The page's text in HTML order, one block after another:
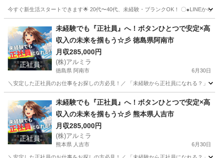
今すぐ新生活スタートできます🌟 20代〜40代、未経験・ブランクOK！ 〇●LINEから
物流 未経験
正社員
未経験でも『正社員』へ！ボタンひとつで安定×高
収入の未来を掴もう☆彡 徳島県阿南市
月収285,000円
(株)アルミラ
徳島県 阿南市 6月30日
＼安定した正社員のお仕事をお探しの方必見！／ 「未経験から正社員になれる？」
工場 未経験
正社員
未経験でも『正社員』へ！ボタンひとつで安定×高
収入の未来を掴もう☆彡 熊本県人吉市
月収285,000円
(株)アルミラ
熊本県 人吉市 6月30日